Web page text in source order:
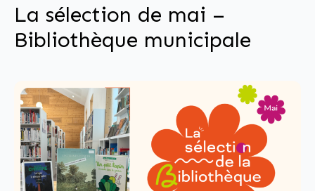
La sélection de mai –
Bibliothèque municipale